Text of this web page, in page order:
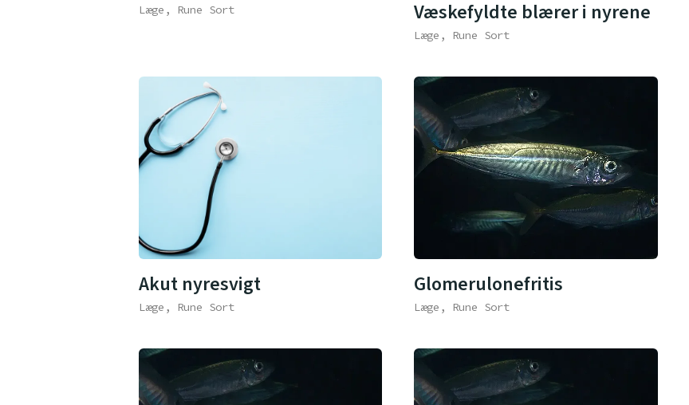
Læge, Rune Sort
Væskefyldte blærer i nyrene
Læge, Rune Sort
Akut nyresvigt
Læge, Rune Sort
Glomerulonefritis
Læge, Rune Sort